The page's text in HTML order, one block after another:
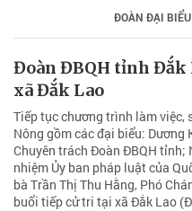
nhiệm Ủy ban Pháp luật của
bà Trần Thị Thu Hằng, Phó
ĐOÀN ĐẠI
Đoàn ĐBQH tỉnh
xã Đắk Lao
Tiếp tục chương trình làm
Nông gồm các đại biểu: Dương
Chuyên trách Đoàn ĐBQH tỉnh;
nhiệm Ủy ban pháp luật của
bà Trần Thị Thu Hằng, Phó
buổi tiếp cử tri tại xã Đắk Lao